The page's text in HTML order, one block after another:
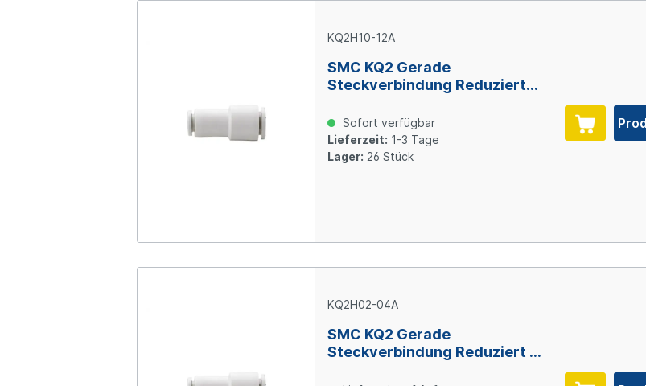
KQ2H10-12A
SMC KQ2 Gerade
Steckverbindung Reduziert
Sofort verfügbar
Lieferzeit: 1-3 Tage
Lager: 26 Stück
KQ2H02-04A
SMC KQ2 Gerade
Steckverbindung Reduziert 2